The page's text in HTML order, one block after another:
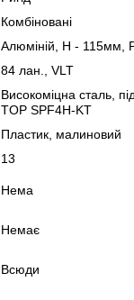
Комбіновані
Алюмiнiй, H - 115мм,
84 лан., VLT
Високоміцна сталь,
TOP SPF4H-KT
Пластик, малиновий
13
Нема
Немає
Всюди